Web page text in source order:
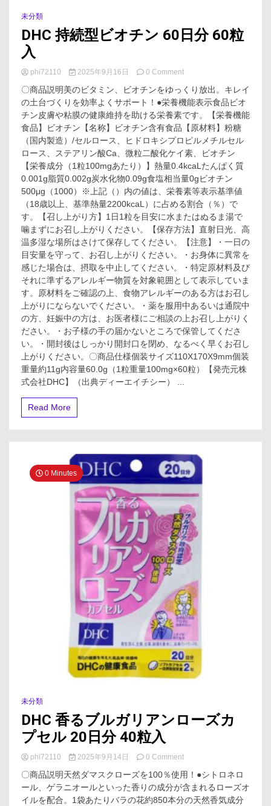
未分類
DHC 持続型ビオチン 60日分 60粒
入
phi72110 2025年9月16日 0 Commenton
持
続
型
ビ
オ
チ
ン
60
日
分
60
粒
入
〇商品説明美のビタミン、ビオチンをゆっくり放出。キレイ
の土台づくりを効率よくサポート！●栄養機能表示食品ビオ
チン皮膚や粘膜の健康維持を助ける栄養素です。【栄養機能
食品】ビオチン【名称】ビオチン含有食品【原材料】粉糖
（国内製造）/セルロース、ヒドロキシプロピルメチルセル
ロース、ステアリン酸Ca、微粒二酸化ケイ素、ビオチン
【栄養成分（1粒100mgあたり）】熱量0.4kcaLたんぱく質
0.001g脂質0.002g炭水化物0.09g食塩相当量0gビオチン
500μg（1000）※上記（）内の値は、栄養素等表示基準値
（18歳以上、基準熱量2200kcaL）に占める割合（％）で
す。【召し上がり方】1日1粒を目安に水またはぬるま湯で
噛まずにお召し上がりください。【保存方法】直射日光、高
温多湿な場所はさけて保存してください。【注意】・一日の
目安量を守って、お召し上がりください。・お身体に異常を
感じた場合は、摂取を中止してください。・特定原材料及び
それに準ずるアレルギー物質を対象範囲として表示していま
す。原材料をご確認の上、食物アレルギーのある方はお召し
上がりにならないでください。・薬を服用中あるいは通院中
の方、妊娠中の方は、お医者様にご相談の上お召し上がりく
ださい。・お子様の手の届かないところで保管してくださ
い。・開封後はしっかり開封口を閉め、なるべく早くお召し
上がりください。〇商品仕様個装サイズ110X170X9mm個装
重量約11g内容量60.0g（1粒重量100mg×60粒）【発売元株
Read More
0 Minutes
未分類
DHC 香るブルガリアンローズカ
プセル 20日分 40粒入
phi72110 2025年9月14日 0 Commenton
香
る
ブ
〇商品説明天然ダマスクローズを100％使用！●シトロネロ
ール、ゲラニオールといった香りの成分が含まれるローズオ
イルを配合。1袋あたりバラの花約850本分の天然香気成分